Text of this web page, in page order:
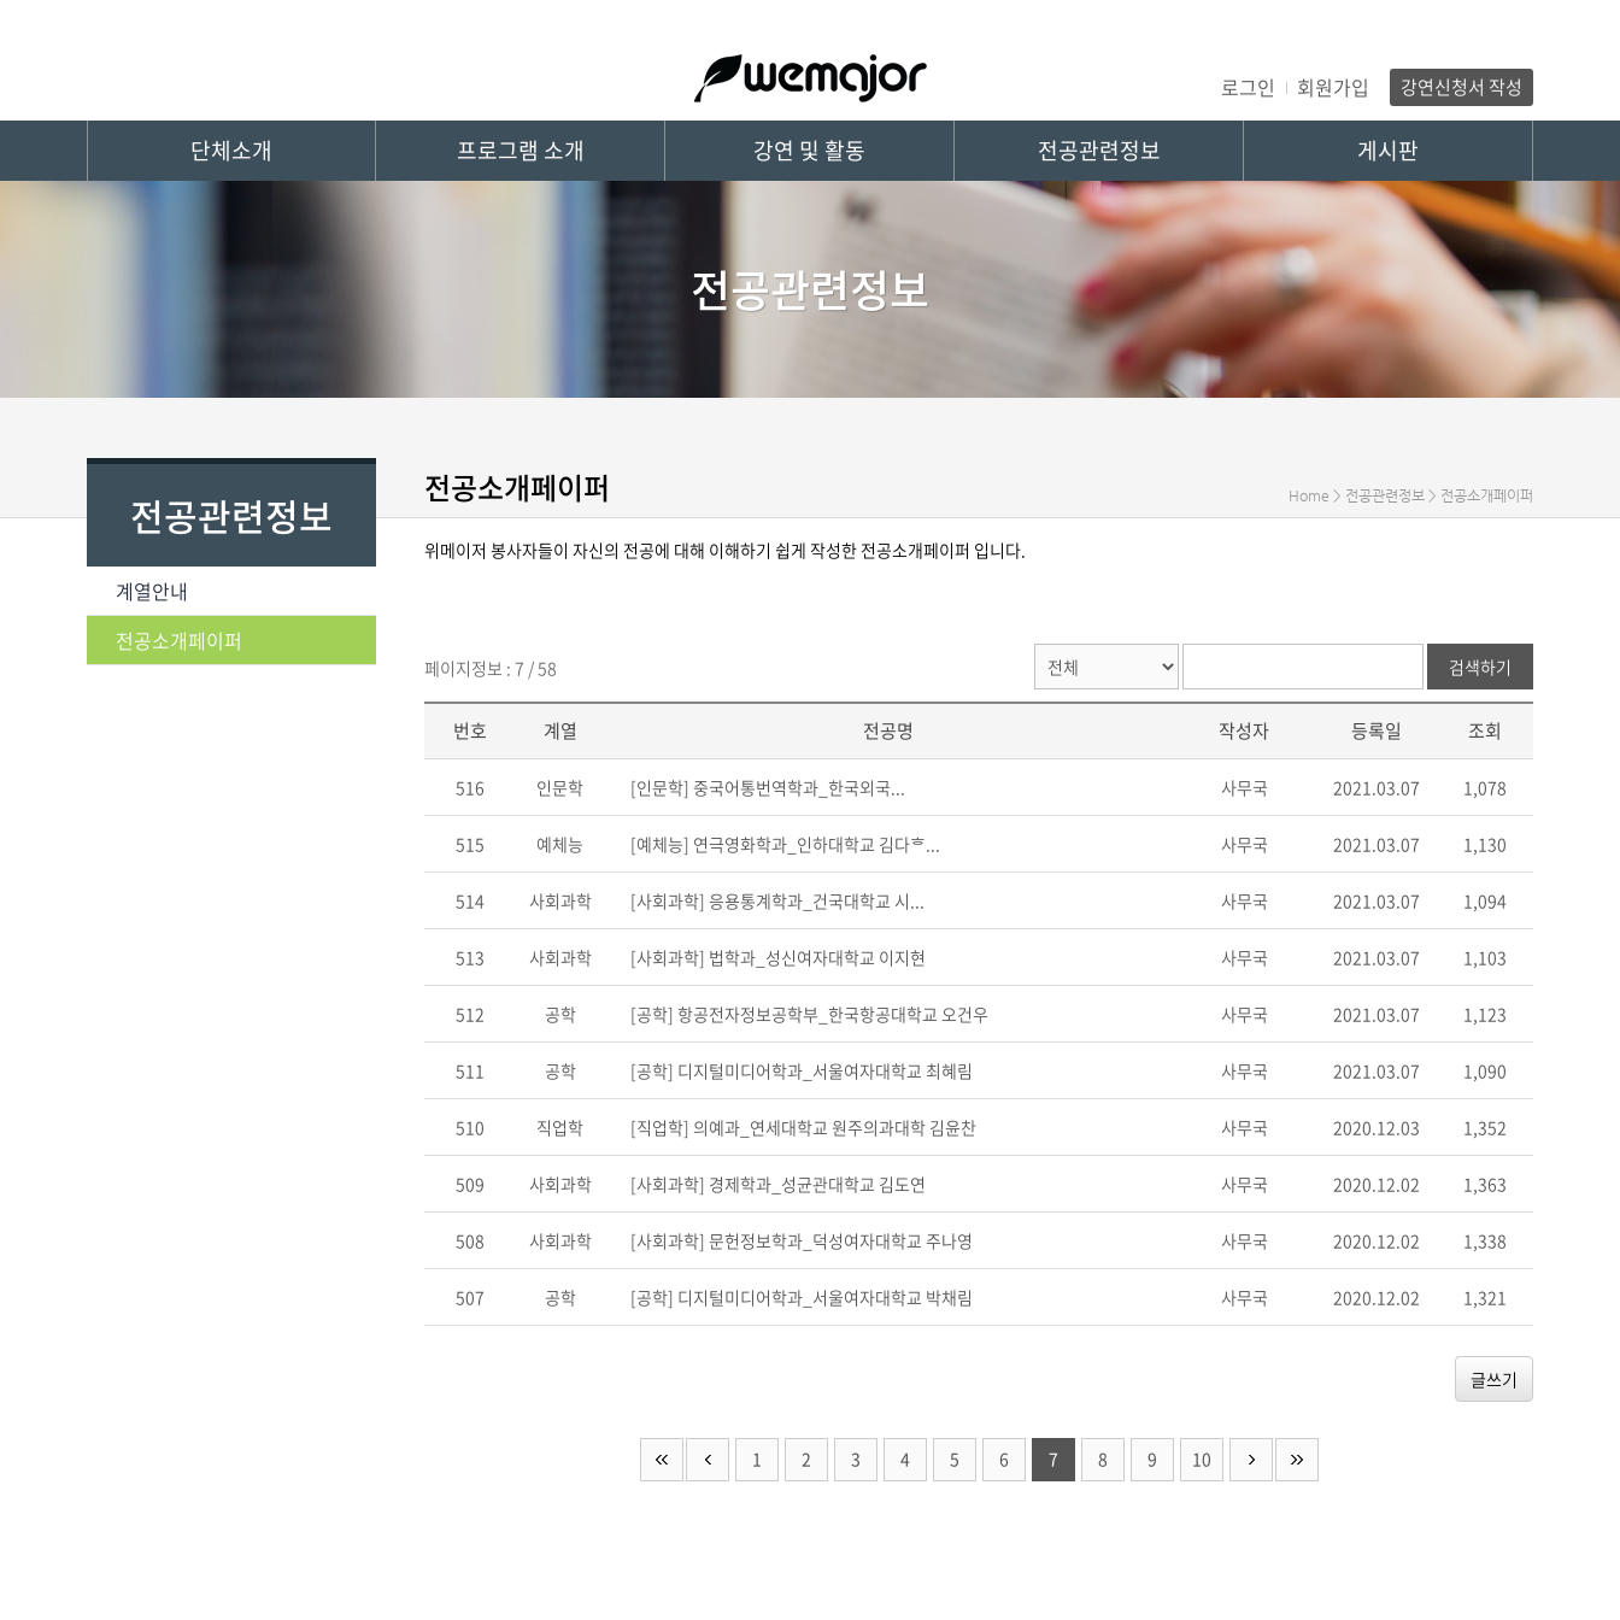
로그인 회원가입 강연신청서 작성
단체소개 프로그램 소개 강연 및 활동 전공관련정보 게시판
전공관련정보
전공관련정보
계열안내
전공소개페이퍼
전공소개페이퍼
위메이저 봉사자들이 자신의 전공에 대해 이해하기 쉽게 작성한 전공소개페이퍼 입니다.
Home > 전공관련정보 > 전공소개페이퍼
페이지정보 : 7 / 58 검색하기
번호 계열 전공명 작성자 등록일 조회
516 인문학 [인문학] 중국어통번역학과_한국외국... 사무국 2021.03.07 1,078
515 예체능 [예체능] 연극영화학과_인하대학교 김다ᄒ... 사무국 2021.03.07 1,130
514 사회과학 [사회과학] 응용통계학과_건국대학교 시... 사무국 2021.03.07 1,094
513 사회과학 [사회과학] 법학과_성신여자대학교 이지현 사무국 2021.03.07 1,103
512 공학 [공학] 항공전자정보공학부_한국항공대학교 오건우 사무국 2021.03.07 1,123
511 공학 [공학] 디지털미디어학과_서울여자대학교 최혜림 사무국 2021.03.07 1,090
510 직업학 [직업학] 의예과_연세대학교 원주의과대학 김윤찬 사무국 2020.12.03 1,352
509 사회과학 [사회과학] 경제학과_성균관대학교 김도연 사무국 2020.12.02 1,363
508 사회과학 [사회과학] 문헌정보학과_덕성여자대학교 주나영 사무국 2020.12.02 1,338
507 공학 [공학] 디지털미디어학과_서울여자대학교 박채림 사무국 2020.12.02 1,321
글쓰기
1 2 3 4 5 6 7 8 9 10